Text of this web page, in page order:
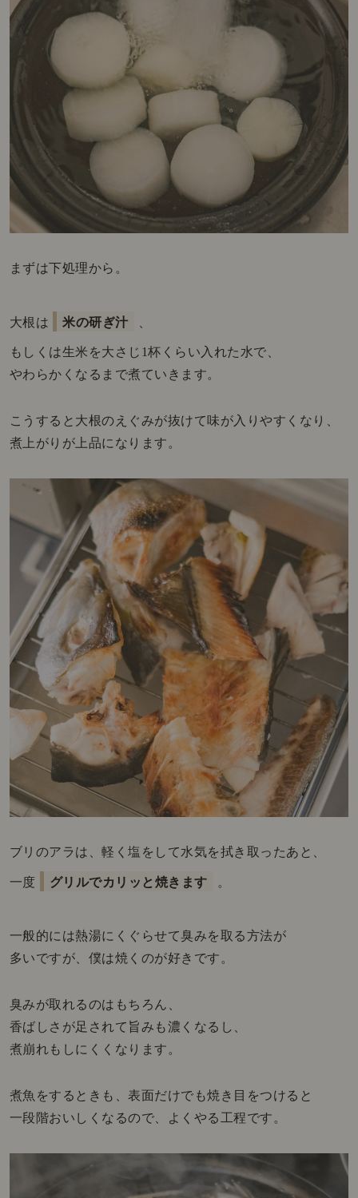
まずは下処理から。
大根は 米の研ぎ汁
もしくは生米を大さじ1杯くらい入れた水で、
やわらかくなるまで煮ていきます。
こうすると大根のえぐみが抜けて味が入りやすくなり、
煮上がりが上品になります。
ブリのアラは、軽く塩をして水気を拭き取ったあと、
一度 グリルでカリッと焼きます 。
一般的には熱湯にくぐらせて臭みを取る方法が
多いですが、僕は焼くのが好きです。
臭みが取れるのはもちろん、
香ばしさが足されて旨みも濃くなるし、
煮崩れもしにくくなります。
煮魚をするときも、表面だけでも焼き目をつけると
一段階おいしくなるので、よくやる工程です。